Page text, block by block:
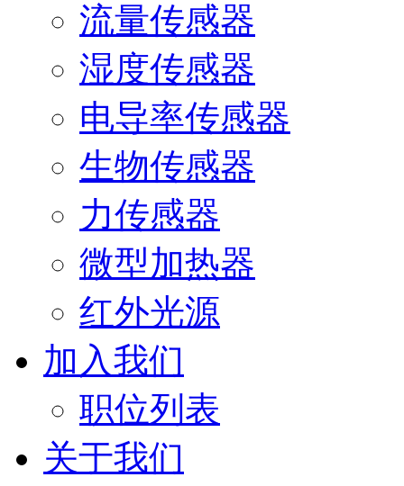
流量传感器
湿度传感器
电导率传感器
生物传感器
力传感器
微型加热器
红外光源
加入我们
职位列表
关于我们